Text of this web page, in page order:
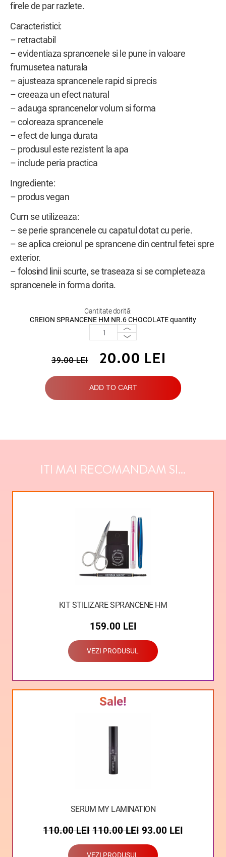
firele de par razlete.
Caracteristici:
– retractabil
– evidentiaza sprancenele si le pune in valoare
frumusetea naturala
– ajusteaza sprancenele rapid si precis
– creeaza un efect natural
– adauga sprancenelor volum si forma
– coloreaza sprancenele
– efect de lunga durata
– produsul este rezistent la apa
– include peria practica
Ingrediente:
– produs vegan
Cum se utilizeaza:
– se perie sprancenele cu capatul dotat cu perie.
– se aplica creionul pe sprancene din centrul fetei spre
exterior.
– folosind linii scurte, se traseaza si se completeaza
sprancenele in forma dorita.
Cantitate dorită:
CREION SPRANCENE HM NR.6 CHOCOLATE quantity
ADD TO CART
39.00LEI 20.00 LEI
ITI MAI RECOMANDAM SI...
KIT STILIZARE SPRANCENE HM
159.00 LEI
VEZI PRODUSUL
Sale!
SERUM MY LAMINATION
110.00LEI 110.00LEI 93.00 LEI
VEZI PRODUSUL